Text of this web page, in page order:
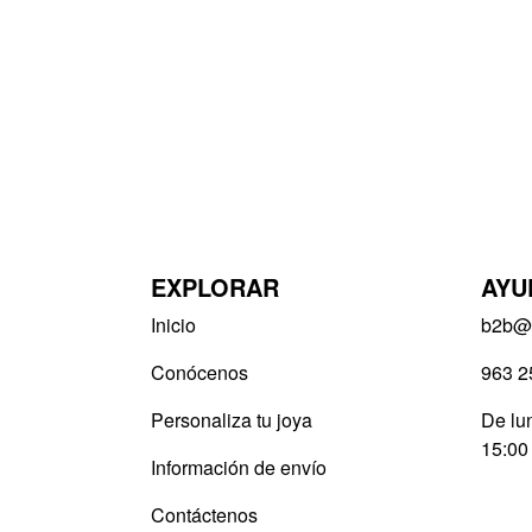
963
De
15:00
EXPLORAR
Inicio
Conócenos
Personaliza tu joya
Información de envío
Contáctenos